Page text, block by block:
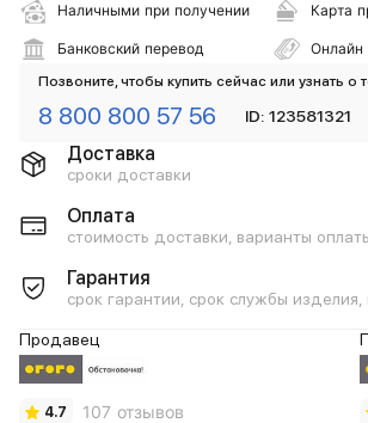
Наличными при получении Карта
Банковский перевод Онлайн
Позвоните, чтобы купить сейчас или узнать о
8 800 800 57 56 ID: 123581321
Доставка
сроки доставки
Оплата
стоимость доставки, варианты
Гарантия
срок гарантии, срок службы изделия,
Продавец
4.7 107 отзывов